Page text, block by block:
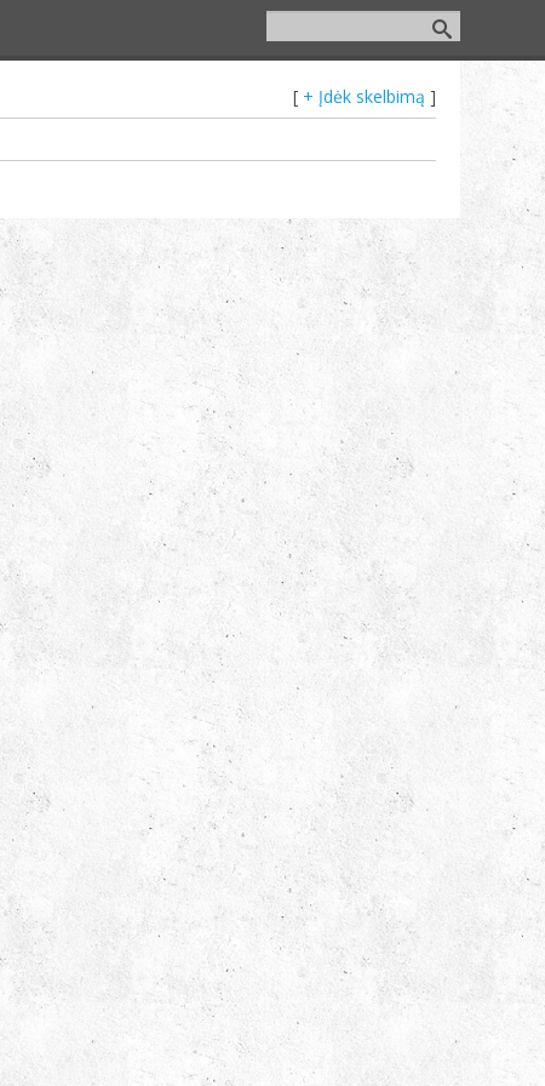
[ + Įdėk skelbimą ]